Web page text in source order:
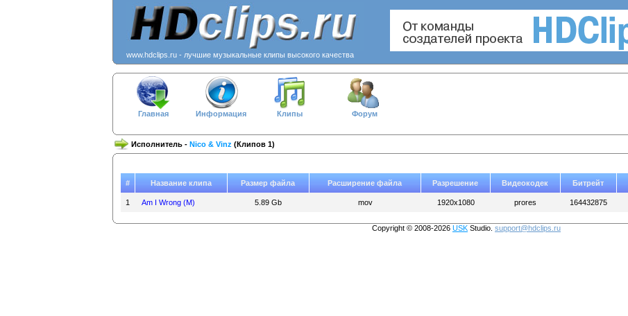
www.hdclips.ru - лучшие музыкальные клипы высокого качества
Главная Информация Клипы Форум
Исполнитель - Nico & Vinz (Клипов 1)
# Название клипа Размер файла Расширение файла Разрешение Видеокодек Битрейт
1 Am I Wrong (M) 5.89 Gb mov 1920x1080 prores 164432875
Copyright © 2008-2026 USK Studio. support@hdclips.ru